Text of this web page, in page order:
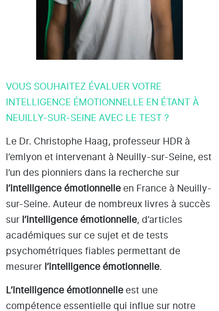
VOUS SOUHAITEZ ÉVALUER VOTRE
INTELLIGENCE ÉMOTIONNELLE EN ÉTANT À
NEUILLY-SUR-SEINE AVEC LE TEST ?
Le Dr. Christophe Haag, professeur HDR à
l’emlyon et intervenant à Neuilly-sur-Seine, est
l’un des pionniers dans la recherche sur
l’intelligence émotionnelle en France à Neuilly-
sur-Seine. Auteur de nombreux livres à succès
sur l’intelligence émotionnelle, d’articles
académiques sur ce sujet et de tests
psychométriques fiables permettant de
mesurer l’intelligence émotionnelle.
L’intelligence émotionnelle est une
compétence essentielle qui influe sur notre